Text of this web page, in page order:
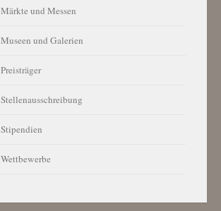
Märkte und Messen
Museen und Galerien
Preisträger
Stellenausschreibung
Stipendien
Wettbewerbe